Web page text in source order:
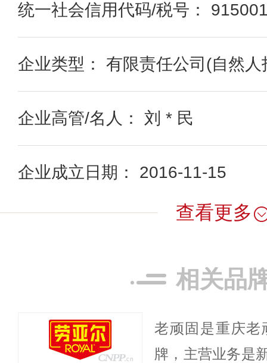
统一社会信用代码/税号：
企业类型： 有限责任公司(自然人
企业高管/名人： 刘 * 民
企业成立日期： 2016-11-15
查看更多
相关品
老顽固是重庆老
牌，主营业务是